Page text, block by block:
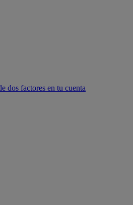
dos factores en tu cuenta